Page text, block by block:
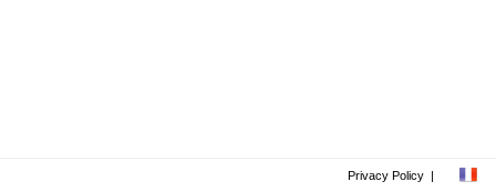
Privacy Policy |